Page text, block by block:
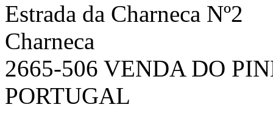
Estrada da Charneca Nº2
Charneca
2665-506 VENDA DO
PORTUGAL